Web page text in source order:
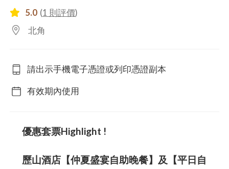
5.0 (1 則評價)
北角
請出示手機電子憑證或列印憑證副本
有效期內使用
優惠套票Highlight !
歷山酒店【仲夏盛宴自助晚餐】及【平日自